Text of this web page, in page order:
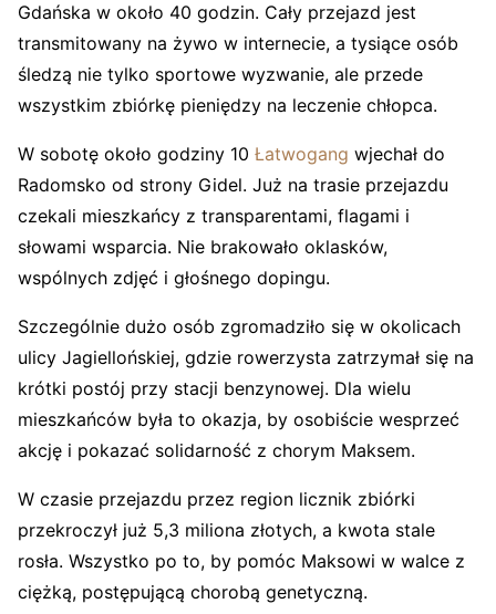
Gdańska w około 40 godzin. Cały przejazd jest
transmitowany na żywo w internecie, a tysiące osób
śledzą nie tylko sportowe wyzwanie, ale przede
wszystkim zbiórkę pieniędzy na leczenie chłopca.
W sobotę około godziny 10 Łatwogang wjechał do
Radomsko od strony Gidel. Już na trasie przejazdu
czekali mieszkańcy z transparentami, flagami i
słowami wsparcia. Nie brakowało oklasków,
wspólnych zdjęć i głośnego dopingu.
Szczególnie dużo osób zgromadziło się w okolicach
ulicy Jagiellońskiej, gdzie rowerzysta zatrzymał się na
krótki postój przy stacji benzynowej. Dla wielu
mieszkańców była to okazja, by osobiście wesprzeć
akcję i pokazać solidarność z chorym Maksem.
W czasie przejazdu przez region licznik zbiórki
przekroczył już 5,3 miliona złotych, a kwota stale
rosła. Wszystko po to, by pomóc Maksowi w walce z
ciężką, postępującą chorobą genetyczną.